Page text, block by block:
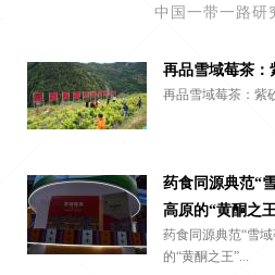
中国一带一路研
再品雪域莓茶：
再品雪域莓茶：紫
药食同源典范“
高原的“黄酮之
药食同源典范“雪
的“黄酮之王”...